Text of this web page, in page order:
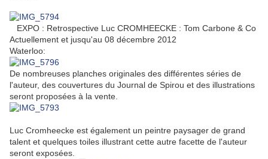
EXPO : Retrospective Luc CROMHEECKE : Tom Carbone & Co
Actuellement et jusqu'au 08 décembre 2012
Waterloo:
De nombreuses planches originales des différentes séries de
l'auteur, des couvertures du Journal de Spirou et des illustrations
seront proposées à la vente.
Luc Cromheecke est également un peintre paysager de grand
talent et quelques toiles illustrant cette autre facette de l'auteur
seront exposées.